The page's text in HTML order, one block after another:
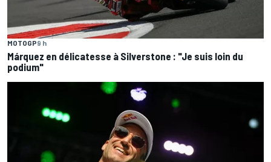
MOTOGP9 h
Márquez en délicatesse à Silverstone : "Je suis loin du
podium"